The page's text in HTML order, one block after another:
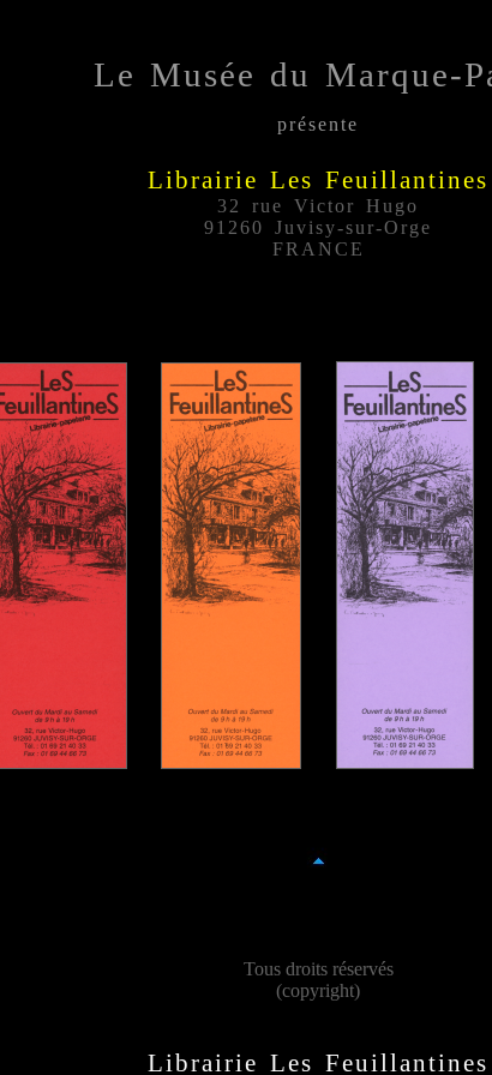
Le Musée du Marque-
présente
Librairie Les Feuillantines
32 rue Victor Hugo
91260 Juvisy-sur-Orge
FRANCE
Tous droits réservés
(copyright)
Librairie Les Feuillantines